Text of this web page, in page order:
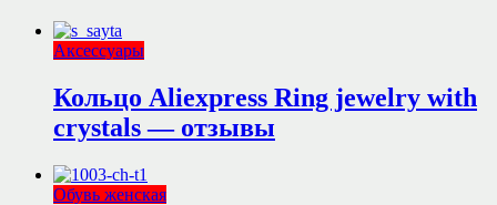
Аксессуары
Кольцо Aliexpress Ring jewelry with
crystals — отзывы
Обувь женская